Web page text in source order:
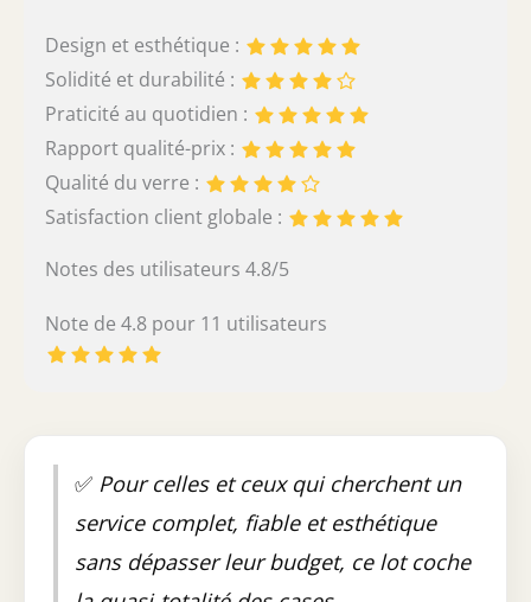
Design et esthétique :
Solidité et durabilité :
Praticité au quotidien :
Rapport qualité-prix :
Qualité du verre :
Satisfaction client globale :
Notes des utilisateurs 4.8/5
Note de 4.8 pour 11 utilisateurs
✅ Pour celles et ceux qui cherchent un
service complet, fiable et esthétique
sans dépasser leur budget, ce lot coche